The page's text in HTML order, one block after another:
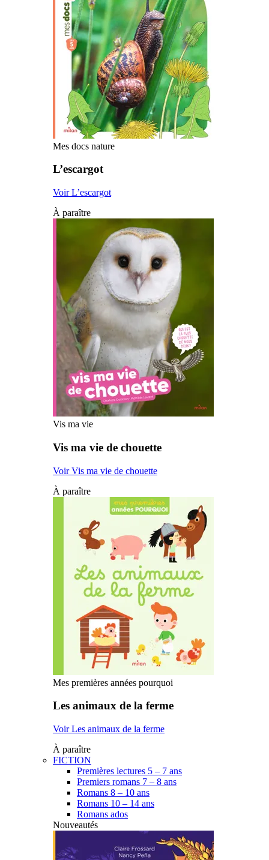
Mes docs nature
L’escargot
Voir L’escargot
À paraître
Vis ma vie
Vis ma vie de chouette
Voir Vis ma vie de chouette
À paraître
Mes premières années pourquoi
Les animaux de la ferme
Voir Les animaux de la ferme
À paraître
FICTION
Premières lectures 5 – 7 ans
Premiers romans 7 – 8 ans
Romans 8 – 10 ans
Romans 10 – 14 ans
Romans ados
Nouveautés